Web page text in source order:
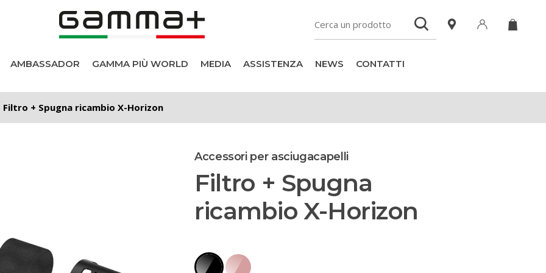
AMBASSADOR GAMMA PIÙ WORLD MEDIA ASSISTENZA NEWS CONTATTI
Filtro + Spugna ricambio X-Horizon
Accessori per asciugacapelli
Filtro + Spugna
ricambio X-Horizon